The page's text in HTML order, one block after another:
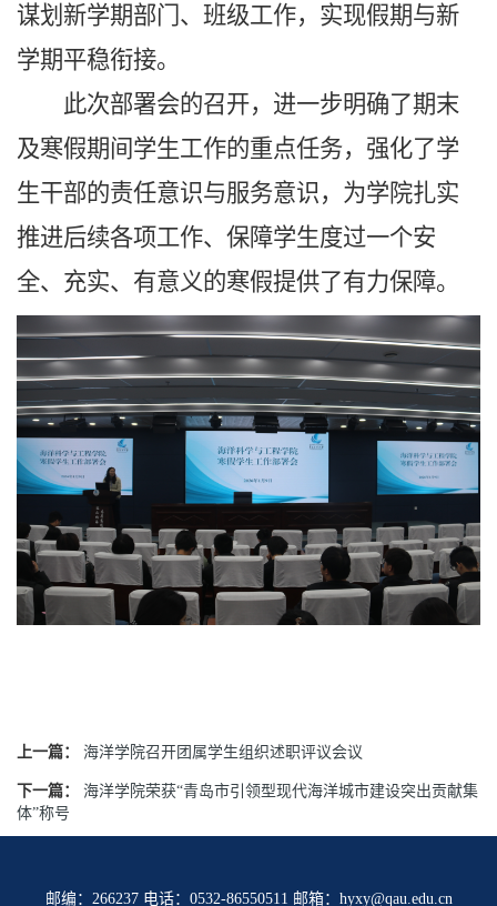
谋划新学期部门、班级工作，实现假期与新
学期平稳衔接。
此次部署会的召开，进一步明确了期末
及寒假期间学生工作的重点任务，强化了学
生干部的责任意识与服务意识，为学院扎实
推进后续各项工作、保障学生度过一个安
全、充实、有意义的寒假提供了有力保障。
上一篇： 海洋学院召开团属学生组织述职评议会议
下一篇：
海洋学院荣获“青岛市引领型现代海洋城市建设突出贡献集
体”称号
邮编：266237 电话：0532-86550511 邮箱：hyxy@qau.edu.cn